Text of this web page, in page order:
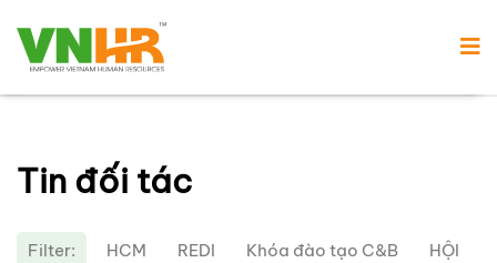
Tin đối tác
Filter: HCM REDI Khóa đào tạo C&B
HỘI